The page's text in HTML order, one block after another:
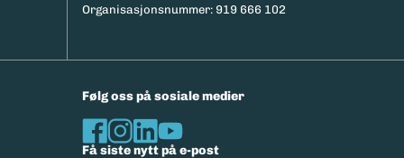
Organisasjonsnummer: 919 666 102
Følg oss på sosiale medier
Få siste nytt på e-post